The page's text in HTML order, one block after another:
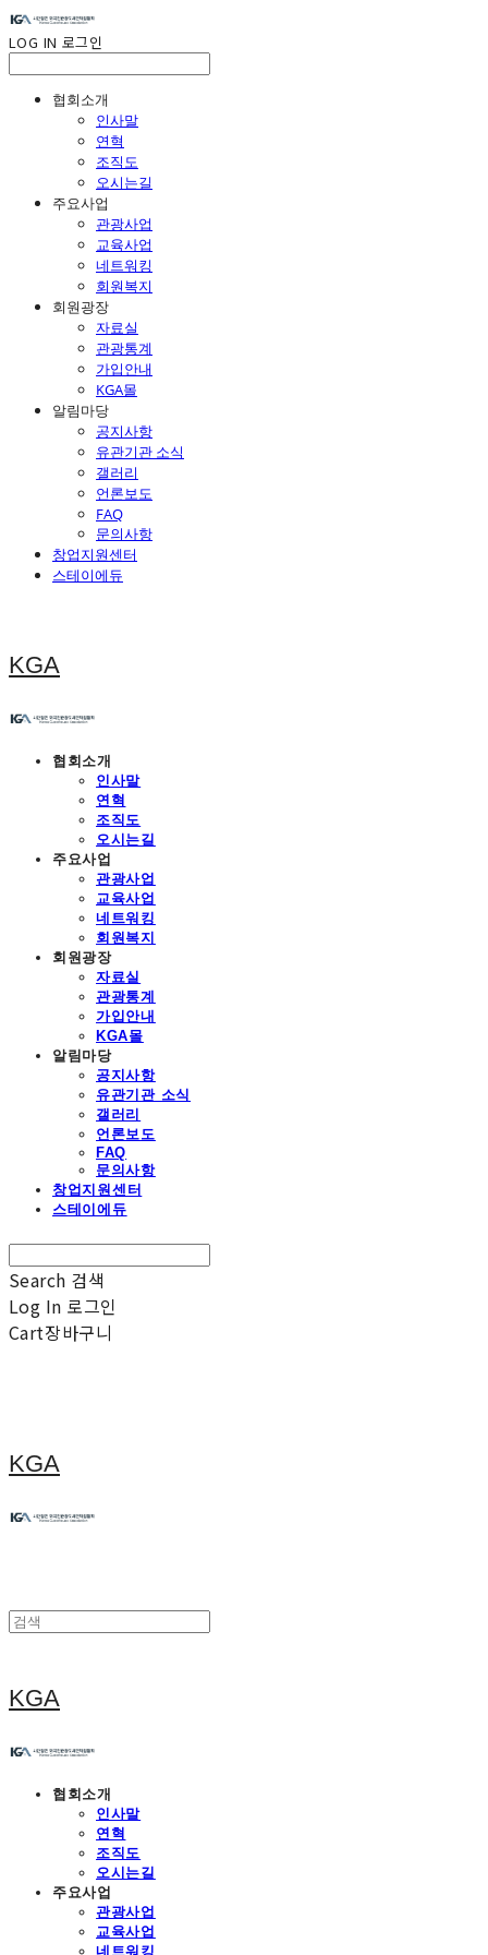
LOG IN 로그인
협회소개
인사말
연혁
조직도
오시는길
주요사업
관광사업
교육사업
네트워킹
회원복지
회원광장
자료실
관광통계
가입안내
KGA몰
알림마당
공지사항
유관기관 소식
갤러리
언론보도
FAQ
문의사항
창업지원센터
스테이에듀
KGA
협회소개
인사말
연혁
조직도
오시는길
주요사업
관광사업
교육사업
네트워킹
회원복지
회원광장
자료실
관광통계
가입안내
KGA몰
알림마당
공지사항
유관기관 소식
갤러리
언론보도
FAQ
문의사항
창업지원센터
스테이에듀
Search 검색
Log In 로그인
Cart장바구니
KGA
KGA
협회소개
인사말
연혁
조직도
오시는길
주요사업
관광사업
교육사업
네트워킹